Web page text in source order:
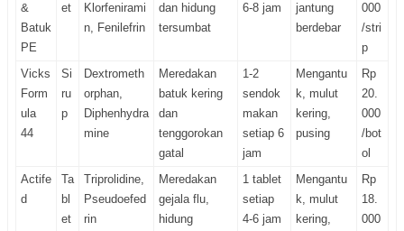
&
Batuk
PE
et
Klorfenirami
n, Fenilefrin
dan hidung
tersumbat
6-8 jam
jantung
berdebar
000
/stri
p
Vicks
Form
ula
44
Si
ru
p
Dextrometh
orphan,
Diphenhydra
mine
Meredakan
batuk kering
dan
tenggorokan
gatal
1-2
sendok
makan
setiap 6
jam
Mengantu
k, mulut
kering,
pusing
Rp
20.
000
/bot
ol
Actife
d
Ta
bl
et
Triprolidine,
Pseudoefed
rin
Meredakan
gejala flu,
hidung
1 tablet
setiap
4-6 jam
Mengantu
k, mulut
kering,
Rp
18.
000